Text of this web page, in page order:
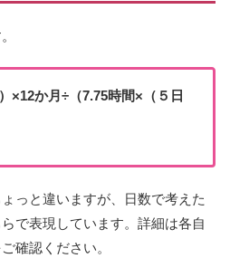
×12か月÷（7.75時間×（５日
っと違いますが、日数で考えた
で表現しています。詳細は各自
確認ください。